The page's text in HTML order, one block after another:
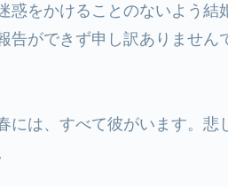
惑をかけることのないよう結
告ができず申し訳ありません
には、すべて彼がいます。悲